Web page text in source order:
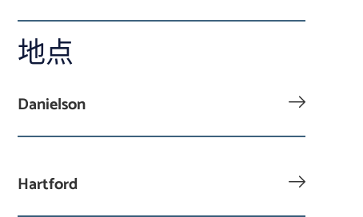
地点
Danielson
Hartford